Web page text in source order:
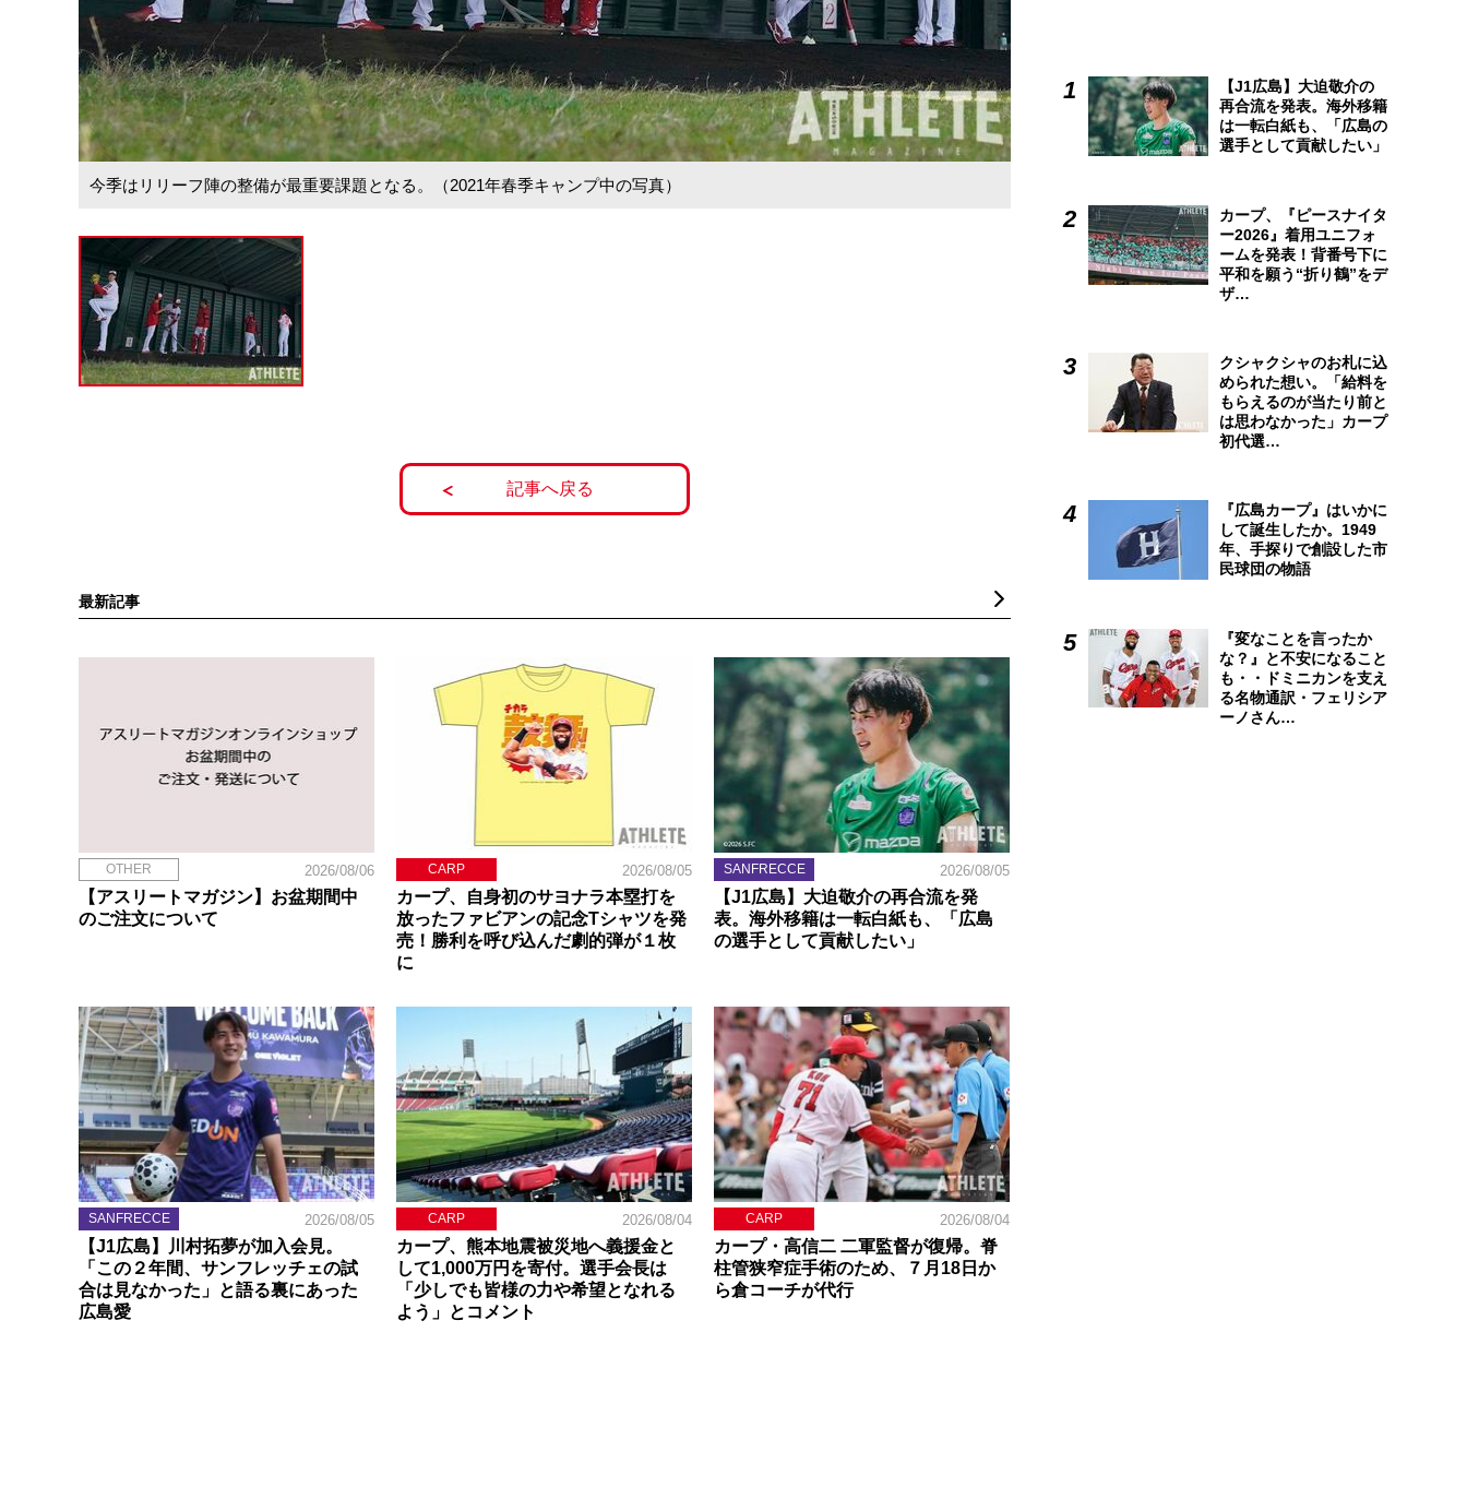
今季はリリーフ陣の整備が最重要課題となる。（2021年春季キャンプ中の写真）
記事へ戻る
最新記事
OTHER 2026/08/06
【アスリートマガジン】お盆期間中
のご注文について
CARP 2026/08/05
カープ、自身初のサヨナラ本塁打を
放ったファビアンの記念Tシャツを発
売！勝利を呼び込んだ劇的弾が１枚
に
SANFRECCE 2026/08/05
【J1広島】大迫敬介の再合流を発
表。海外移籍は一転白紙も、「広島
の選手として貢献したい」
SANFRECCE 2026/08/05
【J1広島】川村拓夢が加入会見。
「この２年間、サンフレッチェの試
合は見なかった」と語る裏にあった
広島愛
CARP 2026/08/04
カープ、熊本地震被災地へ義援金と
して1,000万円を寄付。選手会長は
「少しでも皆様の力や希望となれる
よう」とコメント
CARP 2026/08/04
カープ・高信二 二軍監督が復帰。脊
柱管狭窄症手術のため、７月18日か
ら倉コーチが代行
【J1広島】大迫敬介の
再合流を発表。海外移籍
は一転白紙も、「広島の
選手として貢献したい」
カープ、『ピースナイタ
ー2026』着用ユニフォ
ームを発表！背番号下に
平和を願う“折り鶴”をデ
ザ…
クシャクシャのお札に込
められた想い。「給料を
もらえるのが当たり前と
は思わなかった」カープ
初代選…
『広島カープ』はいかに
して誕生したか。1949
年、手探りで創設した市
民球団の物語
『変なことを言ったか
な？』と不安になること
も・・ドミニカンを支え
る名物通訳・フェリシア
ーノさん…